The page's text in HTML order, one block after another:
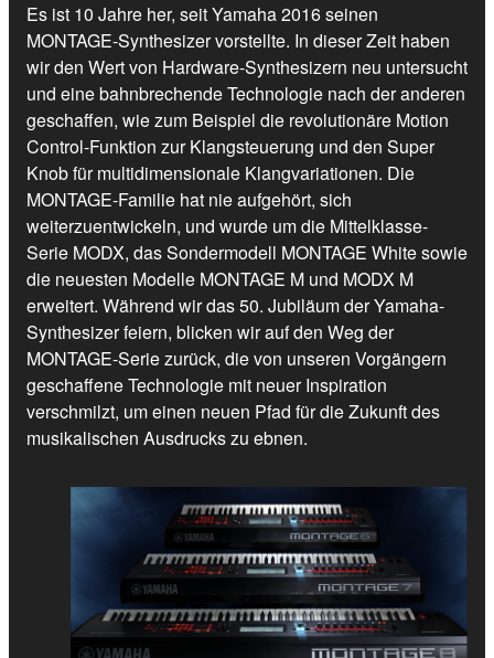
Es ist 10 Jahre her, seit Yamaha 2016 seinen
MONTAGE-Synthesizer vorstellte. In dieser Zeit haben
wir den Wert von Hardware-Synthesizern neu untersucht
und eine bahnbrechende Technologie nach der anderen
geschaffen, wie zum Beispiel die revolutionäre Motion
Control-Funktion zur Klangsteuerung und den Super
Knob für multidimensionale Klangvariationen. Die
MONTAGE-Familie hat nie aufgehört, sich
weiterzuentwickeln, und wurde um die Mittelklasse-
Serie MODX, das Sondermodell MONTAGE White sowie
die neuesten Modelle MONTAGE M und MODX M
erweitert. Während wir das 50. Jubiläum der Yamaha-
Synthesizer feiern, blicken wir auf den Weg der
MONTAGE-Serie zurück, die von unseren Vorgängern
geschaffene Technologie mit neuer Inspiration
verschmilzt, um einen neuen Pfad für die Zukunft des
musikalischen Ausdrucks zu ebnen.